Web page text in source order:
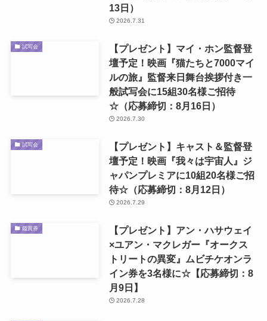
13日）
2026.7.31
試写会
【プレゼント】マイ・ホン監督登
壇予定！映画『猫たちと7000マイ
ルの旅』監督来日舞台挨拶付き一
般試写会に15組30名様ご招待
☆（応募締切：8月16日）
2026.7.30
試写会
【プレゼント】キャスト＆監督登
壇予定！映画『我々は宇宙人』ジ
ャパンプレミアに10組20名様ご招
待☆（応募締切：8月12日）
2026.7.29
鑑賞券
【プレゼント】アン・ハサウェイ
×ユアン・マクレガー『オークス
トリートの異変』ムビチケオンラ
イン券を3名様に☆【応募締切：8
月9日】
2026.7.28